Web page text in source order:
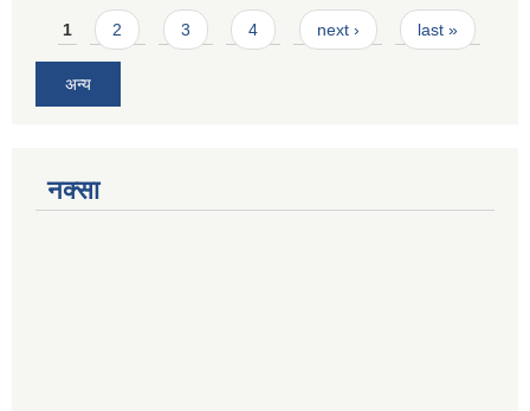
Pages
1 2 3 4 next › last »
अन्य
नक्सा